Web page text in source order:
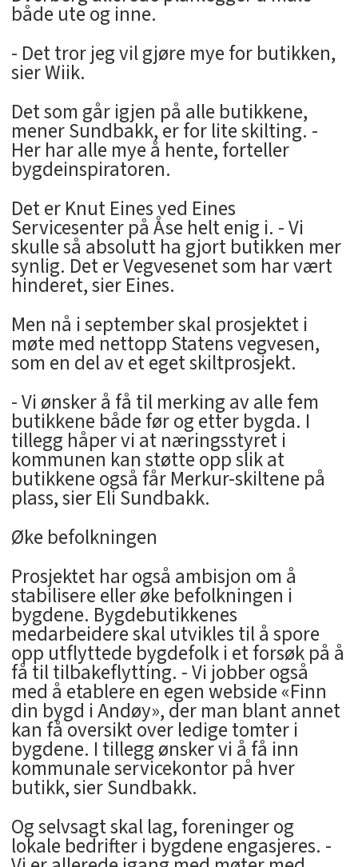
både ute og inne.
- Det tror jeg vil gjøre mye for butikken,
sier Wiik.
Det som går igjen på alle butikkene,
mener Sundbakk, er for lite skilting. -
Her har alle mye å hente, forteller
bygdeinspiratoren.
Det er Knut Eines ved Eines
Servicesenter på Åse helt enig i. - Vi
skulle så absolutt ha gjort butikken mer
synlig. Det er Vegvesenet som har vært
hinderet, sier Eines.
Men nå i september skal prosjektet i
møte med nettopp Statens vegvesen,
som en del av et eget skiltprosjekt.
- Vi ønsker å få til merking av alle fem
butikkene både før og etter bygda. I
tillegg håper vi at næringsstyret i
kommunen kan støtte opp slik at
butikkene også får Merkur-skiltene på
plass, sier Eli Sundbakk.
Øke befolkningen
Prosjektet har også ambisjon om å
stabilisere eller øke befolkningen i
bygdene. Bygdebutikkenes
medarbeidere skal utvikles til å spore
opp utflyttede bygdefolk i et forsøk på å
få til tilbakeflytting. - Vi jobber også
med å etablere en egen webside «Finn
din bygd i Andøy», der man blant annet
kan få oversikt over ledige tomter i
bygdene. I tillegg ønsker vi å få inn
kommunale servicekontor på hver
butikk, sier Sundbakk.
Og selvsagt skal lag, foreninger og
lokale bedrifter i bygdene engasjeres. -